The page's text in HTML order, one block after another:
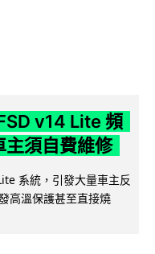
v14 Lite 頻
主須自費維修
系統，引發大量車主反
高溫保護甚至直接燒